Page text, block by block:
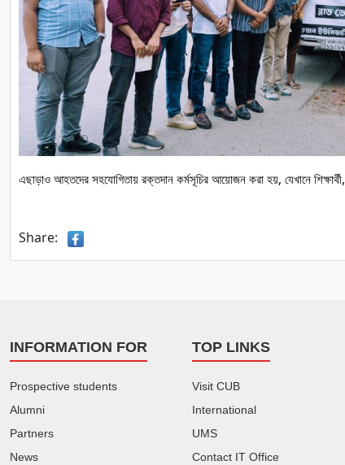
এছাড়াও আহতদের সহযোগিতায় রক্তদান কর্মসূচির আয়োজন করা হয়, যেখানে শিক্ষার্থী,
Share:
INFORMATION FOR
Prospective students
Alumni
Partners
News
TOP LINKS
Visit CUB
International
UMS
Contact IT Office